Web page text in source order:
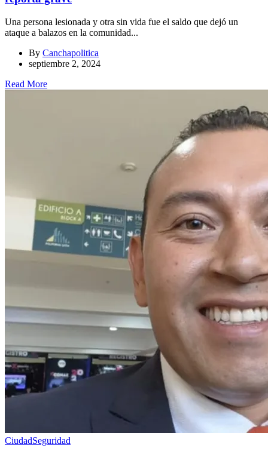
Una persona lesionada y otra sin vida fue el saldo que dejó un
ataque a balazos en la comunidad...
By Canchapolitica
septiembre 2, 2024
Read More
CiudadSeguridad